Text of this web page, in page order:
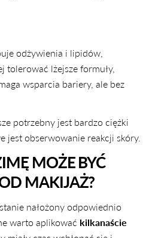
odżywienia i lipidów,
tolerować lżejsze formuły,
wsparcia bariery, ale bez
potrzebny jest bardzo ciężki
jest obserwowanie reakcji skóry.
MOŻE BYĆ
MAKIJAŻ?
nałożony odpowiednio
warto aplikować kilkanaście